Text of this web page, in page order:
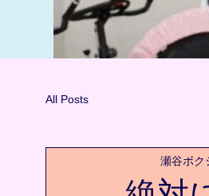
All Posts
瀬谷ボク